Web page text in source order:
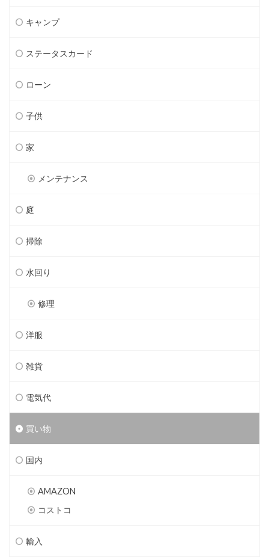
キャンプ
ステータスカード
ローン
子供
家
メンテナンス
庭
掃除
水回り
修理
洋服
雑貨
電気代
買い物
国内
AMAZON
コストコ
輸入